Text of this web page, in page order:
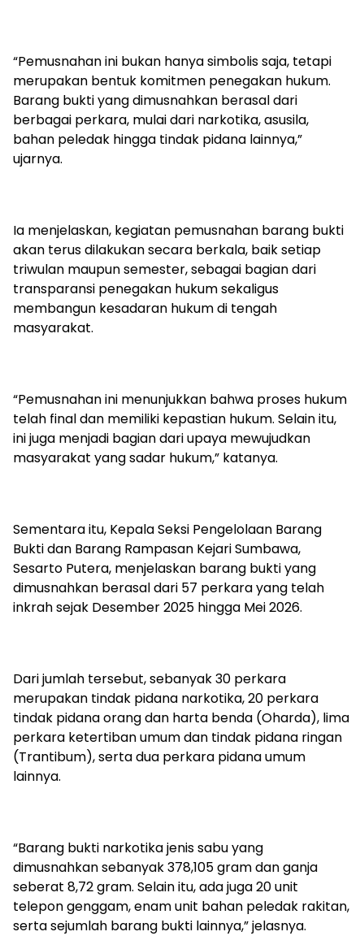
“Pemusnahan ini bukan hanya simbolis saja, tetapi
merupakan bentuk komitmen penegakan hukum.
Barang bukti yang dimusnahkan berasal dari
berbagai perkara, mulai dari narkotika, asusila,
bahan peledak hingga tindak pidana lainnya,”
ujarnya.
Ia menjelaskan, kegiatan pemusnahan barang bukti
akan terus dilakukan secara berkala, baik setiap
triwulan maupun semester, sebagai bagian dari
transparansi penegakan hukum sekaligus
membangun kesadaran hukum di tengah
masyarakat.
“Pemusnahan ini menunjukkan bahwa proses hukum
telah final dan memiliki kepastian hukum. Selain itu,
ini juga menjadi bagian dari upaya mewujudkan
masyarakat yang sadar hukum,” katanya.
Sementara itu, Kepala Seksi Pengelolaan Barang
Bukti dan Barang Rampasan Kejari Sumbawa,
Sesarto Putera, menjelaskan barang bukti yang
dimusnahkan berasal dari 57 perkara yang telah
inkrah sejak Desember 2025 hingga Mei 2026.
Dari jumlah tersebut, sebanyak 30 perkara
merupakan tindak pidana narkotika, 20 perkara
tindak pidana orang dan harta benda (Oharda), lima
perkara ketertiban umum dan tindak pidana ringan
(Trantibum), serta dua perkara pidana umum
lainnya.
“Barang bukti narkotika jenis sabu yang
dimusnahkan sebanyak 378,105 gram dan ganja
seberat 8,72 gram. Selain itu, ada juga 20 unit
telepon genggam, enam unit bahan peledak rakitan,
serta sejumlah barang bukti lainnya,” jelasnya.